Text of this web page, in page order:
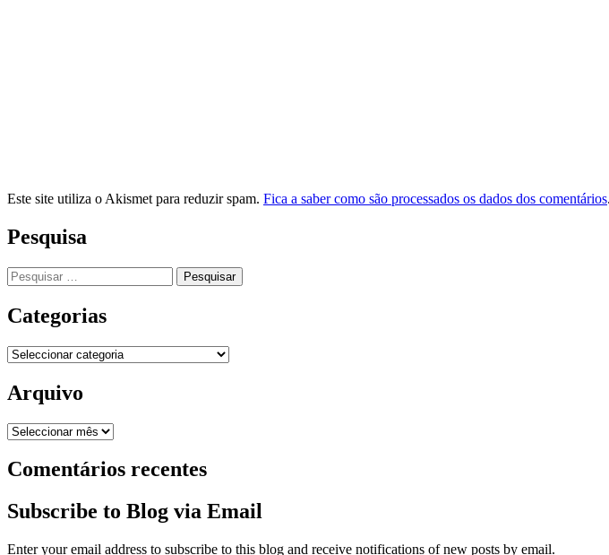
Este site utiliza o Akismet para reduzir spam. Fica a saber como são processados os dados dos comentários.
Pesquisa
Pesquisar
por:
Categorias
Categorias
Arquivo
Arquivo
Comentários recentes
Subscribe to Blog via Email
Enter your email address to subscribe to this blog and receive notifications of new posts by email.